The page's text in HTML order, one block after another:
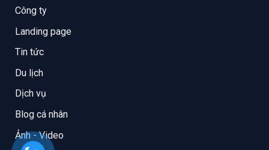
Công ty
Landing page
Tin tức
Du lịch
Dịch vụ
Blog cá nhân
Ảnh - Video